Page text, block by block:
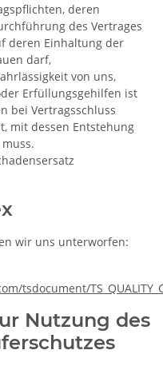
deren
des Vertrages
deren Einhaltung der
darf,
von uns,
Erfüllungsgehilfen ist
bei Vertragsschluss
mit dessen Entstehung
wir uns unterworfen:
tsdocument/
Nutzung des